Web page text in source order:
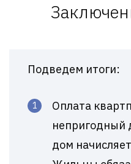
Подведем итоги:
Оплата
непригодный
дом